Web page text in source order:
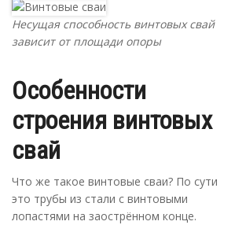
Несущая способность винтовых свай
зависит от площади опоры
Особенности
строения винтовых
свай
Что же такое винтовые сваи? По сути
это трубы из стали с винтовыми
лопастями на заострённом конце.